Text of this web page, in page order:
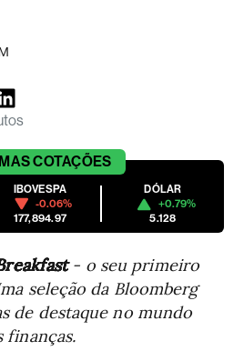
COTAÇÕES
IBOVESPA
-0.06%
177,894.97
DÓLAR
+0.79%
5.128
- o seu primeiro
seleção da Bloomberg
de destaque no mundo
finanças.